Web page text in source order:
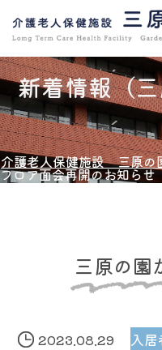
新着情報（
介護老人保健施設 三原の
フロア面会再開のお知ら
三原の園
2023.08.29 入居